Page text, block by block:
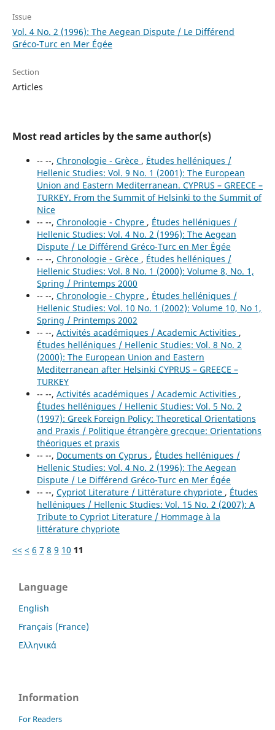
Issue
Vol. 4 No. 2 (1996): The Aegean Dispute / Le Différend
Gréco-Turc en Mer Égée
Section
Articles
Most read articles by the same author(s)
-- --, Chronologie - Grèce , Études helléniques /
Hellenic Studies: Vol. 9 No. 1 (2001): The European
Union and Eastern Mediterranean. CYPRUS – GREECE –
TURKEY. From the Summit of Helsinki to the Summit of
Nice
-- --, Chronologie - Chypre , Études helléniques /
Hellenic Studies: Vol. 4 No. 2 (1996): The Aegean
Dispute / Le Différend Gréco-Turc en Mer Égée
-- --, Chronologie - Grèce , Études helléniques /
Hellenic Studies: Vol. 8 No. 1 (2000): Volume 8, No. 1,
Spring / Printemps 2000
-- --, Chronologie - Chypre , Études helléniques /
Hellenic Studies: Vol. 10 No. 1 (2002): Volume 10, No 1,
Spring / Printemps 2002
-- --, Activités académiques / Academic Activities ,
Études helléniques / Hellenic Studies: Vol. 8 No. 2
(2000): The European Union and Eastern
Mediterranean after Helsinki CYPRUS – GREECE –
TURKEY
-- --, Activités académiques / Academic Activities ,
Études helléniques / Hellenic Studies: Vol. 5 No. 2
(1997): Greek Foreign Policy: Theoretical Orientations
and Praxis / Politique étrangère grecque: Orientations
théoriques et praxis
-- --, Documents on Cyprus , Études helléniques /
Hellenic Studies: Vol. 4 No. 2 (1996): The Aegean
Dispute / Le Différend Gréco-Turc en Mer Égée
-- --, Cypriot Literature / Littérature chypriote , Études
helléniques / Hellenic Studies: Vol. 15 No. 2 (2007): A
Tribute to Cypriot Literature / Hommage à la
littérature chypriote
<< < 6 7 8 9 10 11
Language
English
Français (France)
Ελληνικά
Information
For Readers